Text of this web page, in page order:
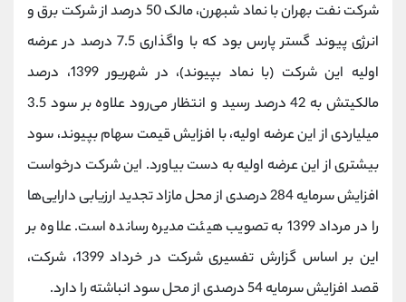
شرکت نفت بهران با نماد شبهرن، مالک 50 درصد از شرکت برق و
انرژی پیوند گستر پارس بود که با واگذاری 7.5 درصد در عرضه
اولیه این شرکت (با نماد بپیوند)، در شهریور 1399، درصد
مالکیتش به 42 درصد رسید و انتظار می‌رود علاوه بر سود 3.5
میلیاردی از این عرضه اولیه، با افزایش قیمت سهام بپیوند، سود
بیشتری از این عرضه اولیه به دست بیاورد. این شرکت درخواست
افزایش سرمایه 284 درصدی از محل مازاد تجدید ارزیابی دارایی‌ها
را در مرداد 1399 به تصویب هیئت مدیره رسانده است. علاوه بر
این بر اساس گزارش تفسیری شرکت در خرداد 1399، شرکت،
قصد افزایش سرمایه 54 درصدی از محل سود انباشته را دارد.